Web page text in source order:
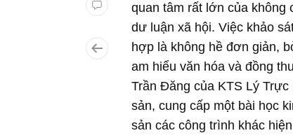
quan tâm rất lớn của không
dư luận xã hội. Việc khảo
hợp là không hề đơn giản,
am hiểu văn hóa và đồng
Trần Đăng của KTS Lý
sản, cung cấp một bài học
sản các công trình khác